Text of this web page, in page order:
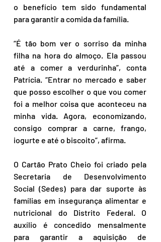
o benefício tem sido fundamental
para garantir a comida da família.
“É tão bom ver o sorriso da minha
filha na hora do almoço. Ela passou
até a comer a verdurinha”, conta
Patrícia. “Entrar no mercado e saber
que posso escolher o que vou comer
foi a melhor coisa que aconteceu na
minha vida. Agora, economizando,
consigo comprar a carne, frango,
iogurte e até o biscoito”, afirma.
O Cartão Prato Cheio foi criado pela
Secretaria de Desenvolvimento
Social (Sedes) para dar suporte às
famílias em insegurança alimentar e
nutricional do Distrito Federal. O
auxílio é concedido mensalmente
para garantir a aquisição de